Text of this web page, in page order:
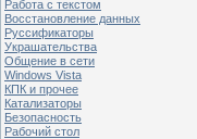
Работа с текстом
Восстановление данных
Руссификаторы
Украшательства
Общение в сети
Windows Vista
КПК и прочее
Катализаторы
Безопасность
Рабочий стол